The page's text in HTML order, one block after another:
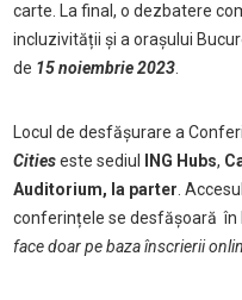
carte. La final, o dezbatere
incluzivității și a orașului
de 15 noiembrie 2023.
Locul de desfășurare a
Citieseste sediul ING Hubs,
Auditorium, la parter .
conferințele se desfășoară în
face doar pe baza înscrierii